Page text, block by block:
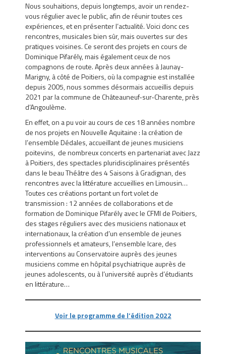
Nous souhaitions, depuis longtemps, avoir un rendez-
vous régulier avec le public, afin de réunir toutes ces
expériences, et en présenter l’actualité. Voici donc ces
rencontres, musicales bien sûr, mais ouvertes sur des
pratiques voisines. Ce seront des projets en cours de
Dominique Pifarély, mais également ceux de nos
compagnons de route. Après deux années à Jaunay-
Marigny, à côté de Poitiers, où la compagnie est installée
depuis 2005, nous sommes désormais accueillis depuis
2021 par la commune de Châteauneuf-sur-Charente, près
d’Angoulème.
En effet, on a pu voir au cours de ces 18 années nombre
de nos projets en Nouvelle Aquitaine : la création de
l’ensemble Dédales, accueillant de jeunes musiciens
poitevins, de nombreux concerts en partenariat avec Jazz
à Poitiers, des spectacles pluridisciplinaires présentés
dans le beau Théâtre des 4 Saisons à Gradignan, des
rencontres avec la littérature accueillies en Limousin…
Toutes ces créations portant un fort volet de
transmission : 12 années de collaborations et de
formation de Dominique Pifarély avec le CFMI de Poitiers,
des stages réguliers avec des musiciens nationaux et
internationaux, la création d’un ensemble de jeunes
professionnels et amateurs, l’ensemble Icare, des
interventions au Conservatoire auprès des jeunes
musiciens comme en hôpital psychiatrique auprès de
jeunes adolescents, ou à l’université auprès d’étudiants
en littérature…
Voir le programme de l’édition 2022